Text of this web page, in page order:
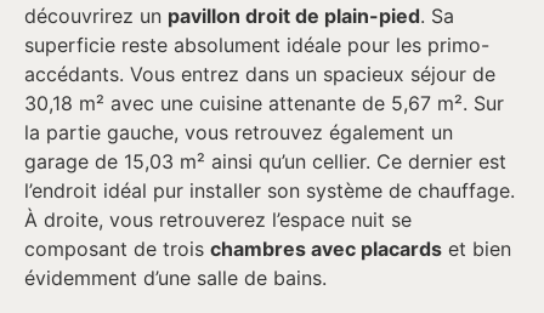
découvrirez un pavillon droit de plain-pied. Sa
superficie reste absolument idéale pour les primo-
accédants. Vous entrez dans un spacieux séjour de
30,18 m² avec une cuisine attenante de 5,67 m². Sur
la partie gauche, vous retrouvez également un
garage de 15,03 m² ainsi qu’un cellier. Ce dernier est
l’endroit idéal pur installer son système de chauffage.
À droite, vous retrouverez l’espace nuit se
composant de trois chambres avec placards et bien
évidemment d’une salle de bains.